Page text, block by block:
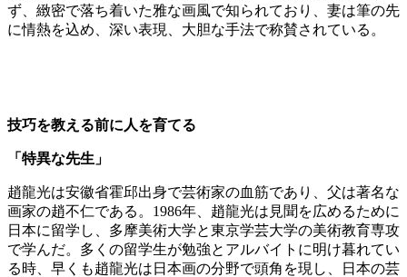
ず、緻密で落ち着いた雅な画風で知られており、妻は筆の先
に情熱を込め、深い表現、大胆な手法で称賛されている。
技巧を教える前に人を育てる
「特異な先生」
趙龍光は安徽省霍邱出身で芸術家の血筋であり、父は著名な
画家の趙不仁である。1986年、趙龍光は見聞を広めるために
日本に留学し、多摩美術大学と東京学芸大学の美術教育専攻
で学んだ。多くの留学生が勉強とアルバイトに明け暮れてい
る時、早くも趙龍光は日本画の分野で頭角を現し、日本の芸